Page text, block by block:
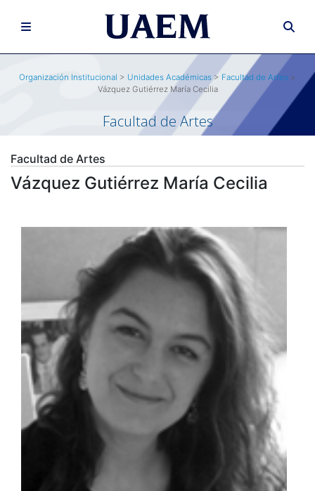
Organización Institucional > Unidades Académicas > Facultad de Artes >
Vázquez Gutiérrez María Cecilia
Facultad de Artes
Facultad de Artes
Vázquez Gutiérrez María Cecilia